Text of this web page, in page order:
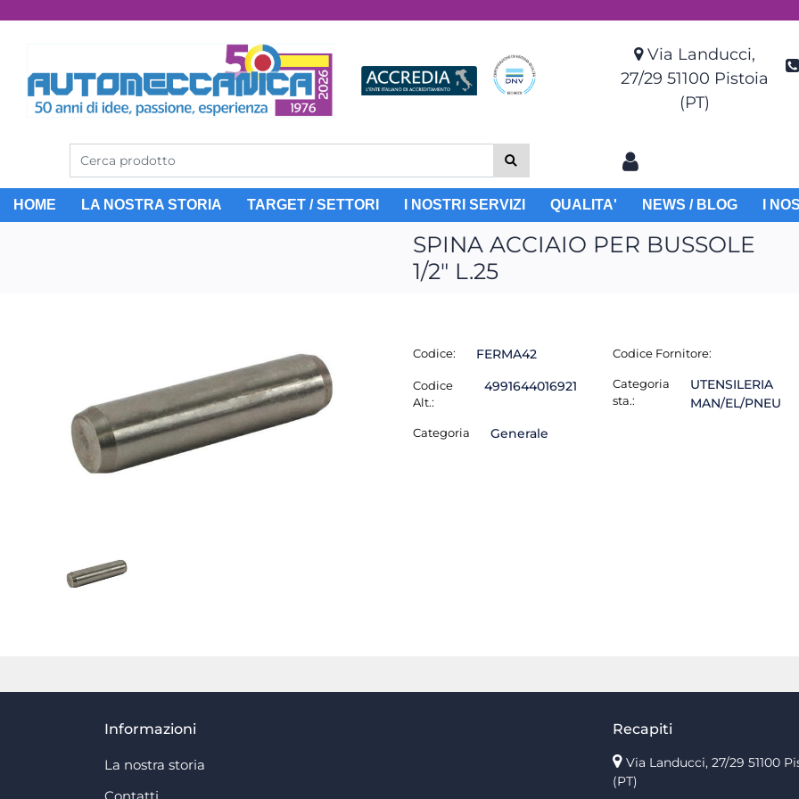
Via Landucci,
27/29 51100 Pistoia
(PT)
HOME LA NOSTRA STORIA TARGET / SETTORI I NOSTRI SERVIZI QUALITA' NEWS / BLOG I
SPINA ACCIAIO PER BUSSOLE
1/2" L.25
Codice: FERMA42
Codice
Alt.:
4991644016921
Categoria Generale
Codice Fornitore:
Categoria
sta.:
UTENSILERIA
MAN/EL/PNEU
Informazioni
La nostra storia
Contatti
Recapiti
Via Landucci, 27/29 51100
(PT)